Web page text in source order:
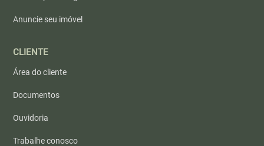
Anuncie seu imóvel
CLIENTE
Área do cliente
Documentos
Ouvidoria
Trabalhe conosco